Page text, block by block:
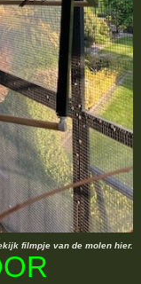
filmpje van de molen hier.